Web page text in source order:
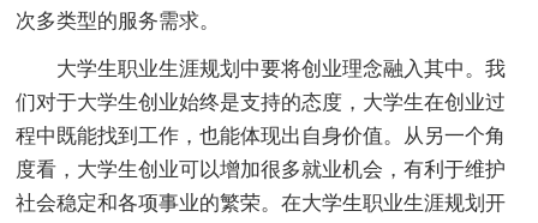
次多类型的服务需求。
大学生职业生涯规划中要将创业理念融入其中。我
们对于大学生创业始终是支持的态度，大学生在创业过
程中既能找到工作，也能体现出自身价值。从另一个角
度看，大学生创业可以增加很多就业机会，有利于维护
社会稳定和各项事业的繁荣。在大学生职业生涯规划开